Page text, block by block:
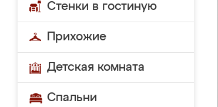
Стенки в гостиную
Прихожие
Детская комната
Спальни